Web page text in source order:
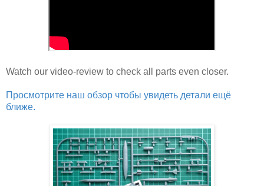
Watch our video-review to check all parts even closer.
Просмотрите наш обзор чтобы увидеть детали ещё
ближе.